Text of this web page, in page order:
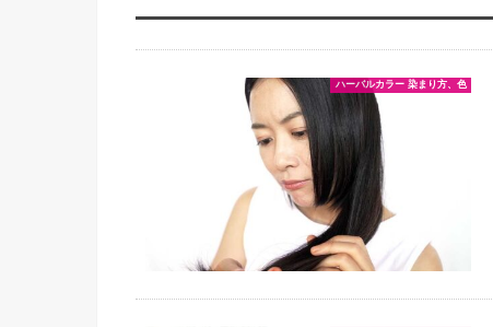
ハーバルカラー 染まり方、色